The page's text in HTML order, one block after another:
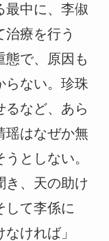
最中に、李俶
療を行う
態で、原因も
らない。珍珠
るなど、あら
瑶はなぜか無
としない。
き、天の助け
して李係に
ければ」